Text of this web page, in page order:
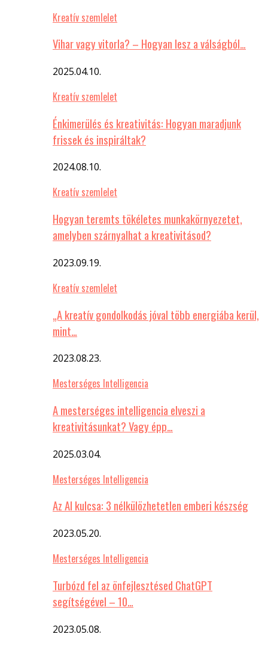
Kreatív szemlelet
Vihar vagy vitorla? – Hogyan lesz a válságból…
2025.04.10.
Kreatív szemlelet
Énkimerülés és kreativitás: Hogyan maradjunk
frissek és inspiráltak?
2024.08.10.
Kreatív szemlelet
Hogyan teremts tökéletes munkakörnyezetet,
amelyben szárnyalhat a kreativitásod?
2023.09.19.
Kreatív szemlelet
„A kreatív gondolkodás jóval több energiába kerül,
mint…
2023.08.23.
Mesterséges Intelligencia
A mesterséges intelligencia elveszi a
kreativitásunkat? Vagy épp…
2025.03.04.
Mesterséges Intelligencia
Az AI kulcsa: 3 nélkülözhetetlen emberi készség
2023.05.20.
Mesterséges Intelligencia
Turbózd fel az önfejlesztésed ChatGPT
segítségével – 10…
2023.05.08.